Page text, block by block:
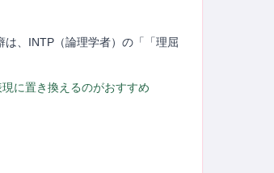
、INTP（論理学者）の「「理屈
に置き換えるのがおすすめ